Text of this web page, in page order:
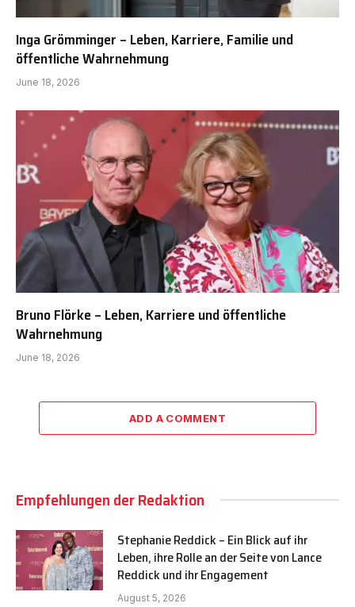
Inga Grömminger – Leben, Karriere, Familie und
öffentliche Wahrnehmung
June 18, 2026
Bruno Flörke – Leben, Karriere und öffentliche
Wahrnehmung
June 18, 2026
ADD A COMMENT
Empfehlungen der Redaktion
Stephanie Reddick – Ein Blick auf ihr
Leben, ihre Rolle an der Seite von Lance
Reddick und ihr Engagement
August 5, 2026